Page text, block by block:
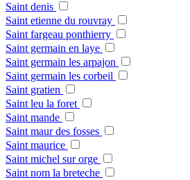
Saint denis
Saint etienne du rouvray
Saint fargeau ponthierry
Saint germain en laye
Saint germain les arpajon
Saint germain les corbeil
Saint gratien
Saint leu la foret
Saint mande
Saint maur des fosses
Saint maurice
Saint michel sur orge
Saint nom la breteche